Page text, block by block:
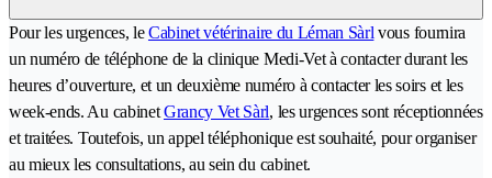
Pour les urgences, leCabinet vétérinaire du Léman Sàrl vous fournira
un numéro de téléphone de la clinique Medi-Vet à contacter durant les
heures d’ouverture, et un deuxième numéro à contacter les soirs et les
week-ends. Au cabinetGrancy Vet Sàrl, les urgences sont réceptionnées
et traitées. Toutefois, un appel téléphonique est souhaité, pour organiser
au mieux les consultations, au sein du cabinet.